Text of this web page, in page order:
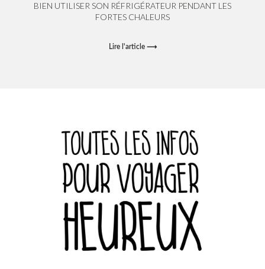
BIEN UTILISER SON RÉFRIGÉRATEUR PENDANT LES
FORTES CHALEURS
Lire l'article ⟶